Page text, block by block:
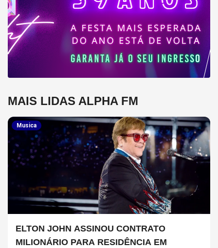
MAIS LIDAS ALPHA FM
Musica
ELTON JOHN ASSINOU CONTRATO
MILIONÁRIO PARA RESIDÊNCIA EM